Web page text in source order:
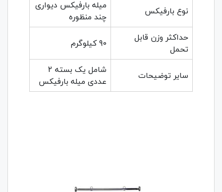
نوع بارفیکس
میله بارفیکس دیواری
چند منظوره
حداکثر وزن قابل
تحمل
90 کیلوگرم
سایر توضیحات
شامل یک بسته 2
عددی میله بارفیکس